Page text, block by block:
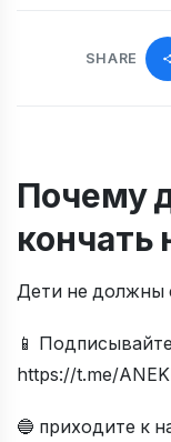
SHARE
Почему
кончать
Дети не должны
📱
https://t.me/
🔵 приходите к